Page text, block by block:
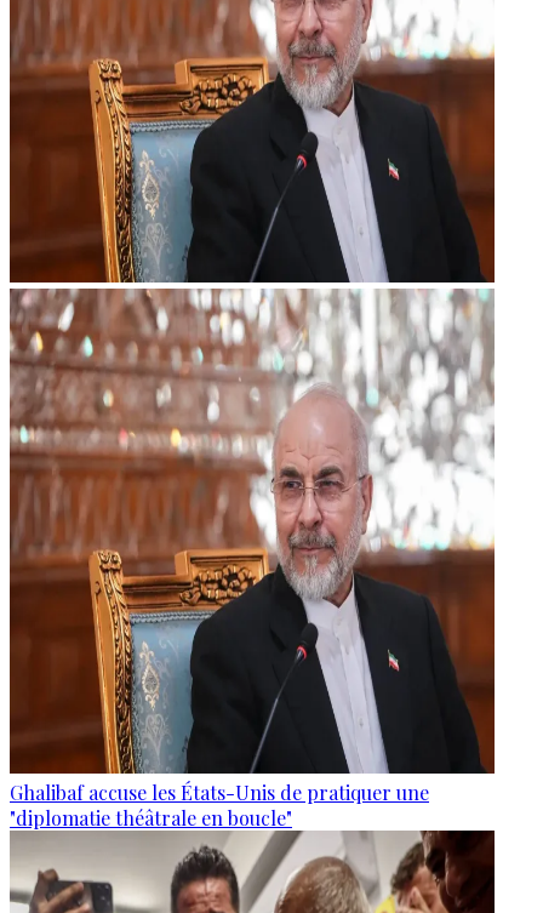
Ghalibaf accuse les États-Unis de pratiquer une
"diplomatie théâtrale en boucle"